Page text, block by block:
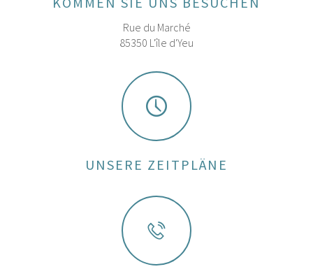
Rue du Marché
85350 L'île d'Yeu
UNSERE ZEITPLÄNE